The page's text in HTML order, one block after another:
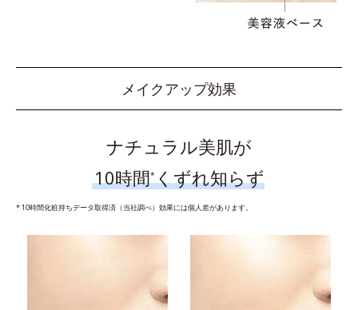
メイクアップ効果
ナチュラル美肌が
10時間*くずれ知らず
* 10時間化粧持ちデータ取得済（当社調べ）効果には個人差があります。